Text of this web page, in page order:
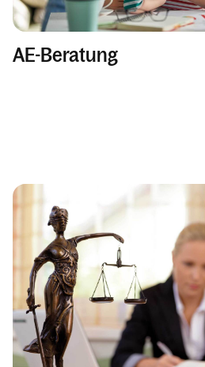
AE-Beratung